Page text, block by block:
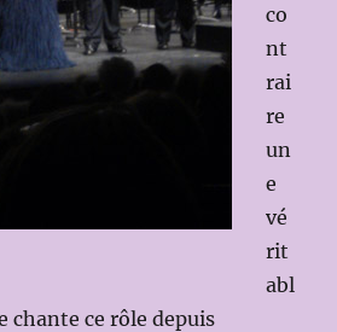
co
nt
rai
re
un
e
vé
rit
abl
chante ce rôle depuis